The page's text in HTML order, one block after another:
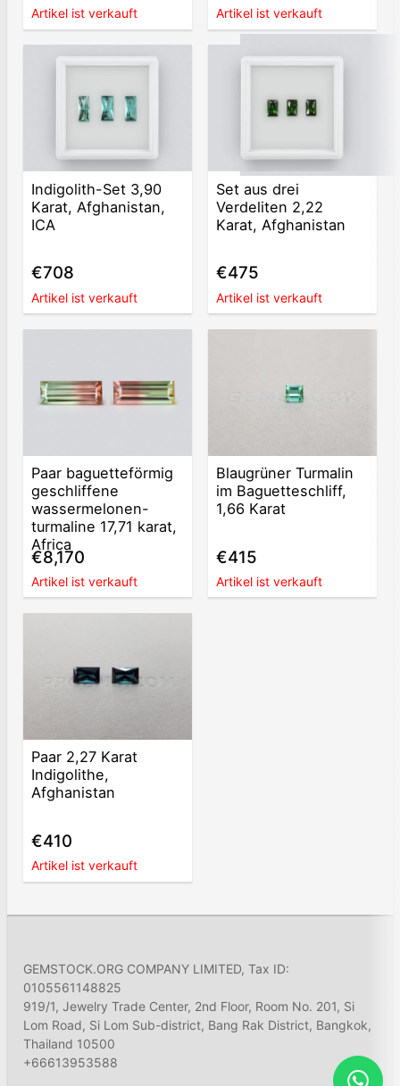
Artikel ist verkauft Artikel ist verkauft
Indigolith-Set 3,90
Karat, Afghanistan,
ICA
€708
Artikel ist verkauft
Set aus drei
Verdeliten 2,22
Karat, Afghanistan
€475
Artikel ist verkauft
Paar baguetteförmig
geschliffene
wassermelonen-
turmaline 17,71 karat,
Africa
€8,170
Artikel ist verkauft
Blaugrüner Turmalin
im Baguetteschliff,
1,66 Karat
€415
Artikel ist verkauft
Paar 2,27 Karat
Indigolithe,
Afghanistan
€410
Artikel ist verkauft
GEMSTOCK.ORG COMPANY LIMITED, Tax ID:
0105561148825
919/1, Jewelry Trade Center, 2nd Floor, Room No. 201, Si
Lom Road, Si Lom Sub-district, Bang Rak District, Bangkok,
Thailand 10500
+66613953588